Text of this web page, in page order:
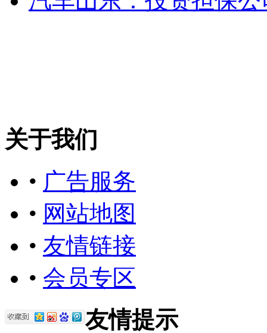
关于我们
• 广告服务
• 网站地图
• 友情链接
• 会员专区
友情提示